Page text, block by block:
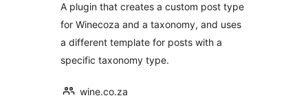
A plugin that creates a custom post type
for Winecoza and a taxonomy, and uses
a different template for posts with a
specific taxonomy type.
wine.co.za